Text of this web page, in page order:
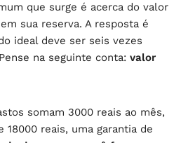
que surge é acerca do valor
sua reserva. A resposta é
ideal deve ser seis vezes
na seguinte conta: valor
somam 3000 reais ao mês,
reais, uma garantia de